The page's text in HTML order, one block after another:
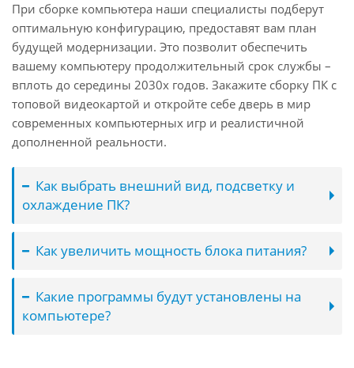
При сборке компьютера наши специалисты подберут
оптимальную конфигурацию, предоставят вам план
будущей модернизации. Это позволит обеспечить
вашему компьютеру продолжительный срок службы –
вплоть до середины 2030х годов. Закажите сборку ПК с
топовой видеокартой и откройте себе дверь в мир
современных компьютерных игр и реалистичной
дополненной реальности.
Как выбрать внешний вид, подсветку и
охлаждение ПК?
Как увеличить мощность блока питания?
Какие программы будут установлены на
компьютере?